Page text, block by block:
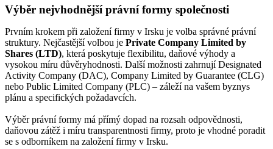
Výběr nejvhodnější právní formy společnosti
Prvním krokem při založení firmy v Irsku je volba správné právní
struktury. Nejčastější volbou je Private Company Limited by
Shares (LTD), která poskytuje flexibilitu, daňové výhody a
vysokou míru důvěryhodnosti. Další možnosti zahrnují Designated
Activity Company (DAC), Company Limited by Guarantee (CLG)
nebo Public Limited Company (PLC) – záleží na vašem byznys
plánu a specifických požadavcích.
Výběr právní formy má přímý dopad na rozsah odpovědnosti,
daňovou zátěž i míru transparentnosti firmy, proto je vhodné poradit
se s odborníkem na založení firmy v Irsku.